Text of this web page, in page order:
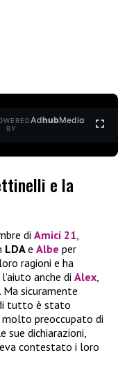
BY
AdhubMedia
e la
di Amici 21,
LDAe Albe per
ragioni e ha
anche di Alex,
sicuramente
tutto è stato
preoccupato di
sue dichiarazioni,
contestato i loro